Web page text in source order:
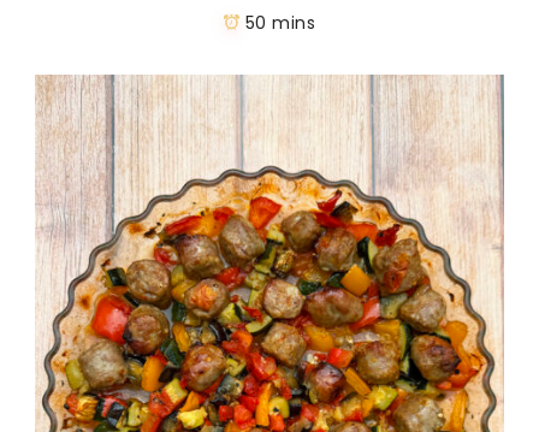
50 mins